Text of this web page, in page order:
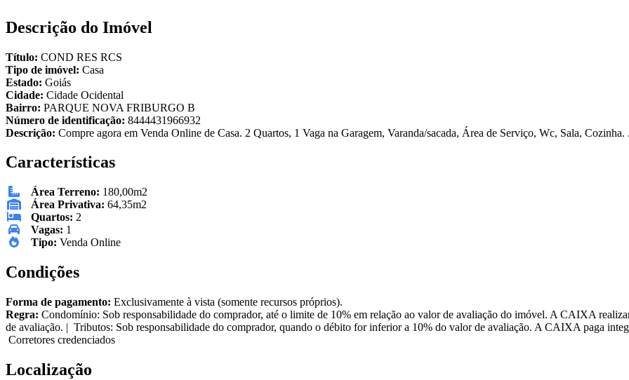
Descrição do Imóvel
Título: COND RES RCS
Tipo de imóvel: Casa
Estado: Goiás
Cidade: Cidade Ocidental
Bairro: PARQUE NOVA FRIBURGO B
Número de identificação: 8444431966932
Descrição: Compre agora em Venda Online de Casa. 2 Quartos, 1 Vaga na Garagem, Varanda/sacada, Área de Serviço, Wc, Sala, Cozinha.
Características
Área Terreno: 180,00m2
Área Privativa: 64,35m2
Quartos: 2
Vagas: 1
Tipo: Venda Online
Condições
Forma de pagamento: Exclusivamente à vista (somente recursos próprios).
Regra: Condomínio: Sob responsabilidade do comprador, até o limite de 10% em relação ao valor de avaliação do imóvel. A CAIXA
de avaliação. | Tributos: Sob responsabilidade do comprador, quando o débito for inferior a 10% do valor de avaliação. A CAIXA paga
Corretores credenciados
Localização